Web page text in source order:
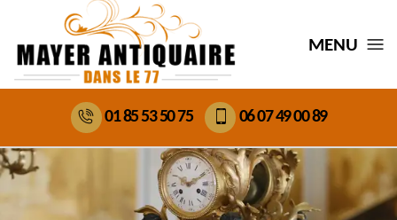
MENU
01 85 53 50 75 06 07 49 00 89